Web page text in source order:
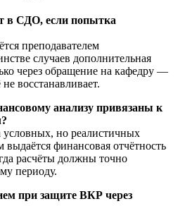
в СДО, если попытка
преподавателем
случаев дополнительная
через обращение на кафедру —
восстанавливает.
анализу привязаны к
условных, но реалистичных
финансовая отчётность
расчёты должны точно
периоду.
при защите ВКР через